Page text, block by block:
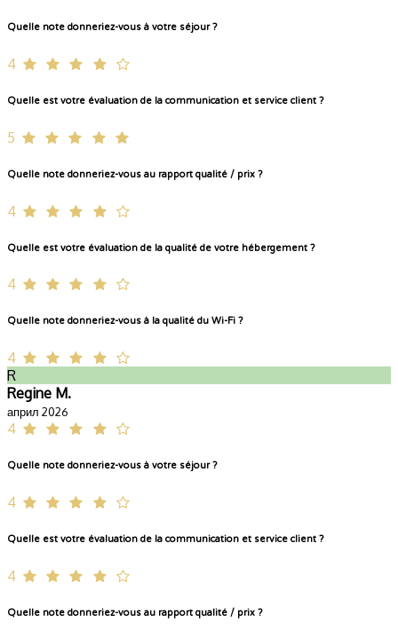
Quelle note donneriez-vous à votre séjour ?
4
Quelle est votre évaluation de la communication et service client ?
5
Quelle note donneriez-vous au rapport qualité / prix ?
4
Quelle est votre évaluation de la qualité de votre hébergement ?
4
Quelle note donneriez-vous à la qualité du Wi-Fi ?
4
R
Regine M.
април 2026
4
Quelle note donneriez-vous à votre séjour ?
4
Quelle est votre évaluation de la communication et service client ?
4
Quelle note donneriez-vous au rapport qualité / prix ?